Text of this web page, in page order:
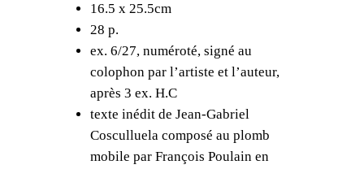
16.5 x 25.5cm
28 p.
ex. 6/27, numéroté, signé au
colophon par l’artiste et l’auteur,
après 3 ex. H.C
texte inédit de Jean-Gabriel
Cosculluela composé au plomb
mobile par François Poulain en